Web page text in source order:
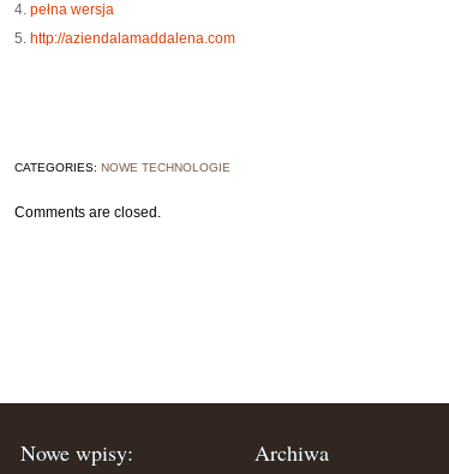
4. pełna wersja
5. http://aziendalamaddalena.com
CATEGORIES: NOWE TECHNOLOGIE
Comments are closed.
Nowe wpisy: Archiwa